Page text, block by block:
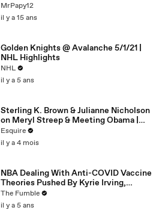
MrPapy12
il y a 15 ans
Golden Knights @ Avalanche 5/1/21 |
NHL Highlights
NHL
il y a 5 ans
Sterling K. Brown & Julianne Nicholson
on Meryl Streep & Meeting Obama |
Inquiring Minds | Esquire
Esquire
il y a 4 mois
NBA Dealing With Anti-COVID Vaccine
Theories Pushed By Kyrie Irving,
Jonathan Isaac & More
The Fumble
il y a 5 ans